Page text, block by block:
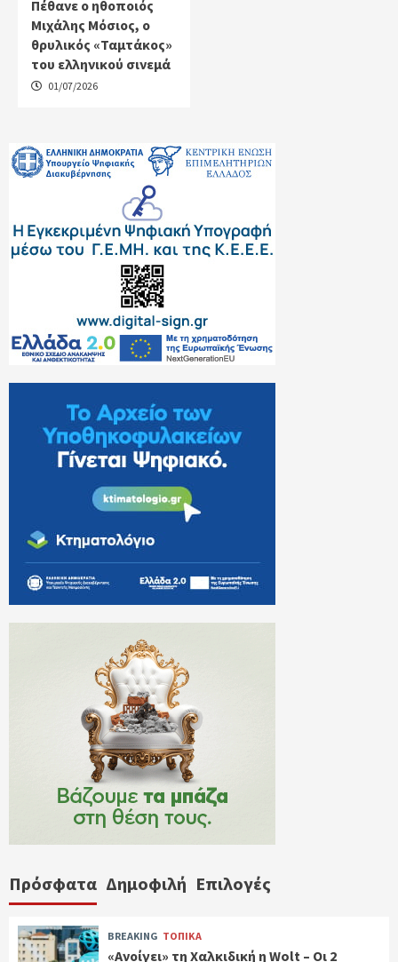
Πέθανε ο ηθοποιός
Μιχάλης Μόσιος, ο
θρυλικός «Ταμτάκος»
του ελληνικού σινεμά
01/07/2026
Πρόσφατα Δημοφιλή Επιλογές
BREAKING ΤΟΠΙΚΑ
«Ανοίγει» τη Χαλκιδική η Wolt – Οι 2